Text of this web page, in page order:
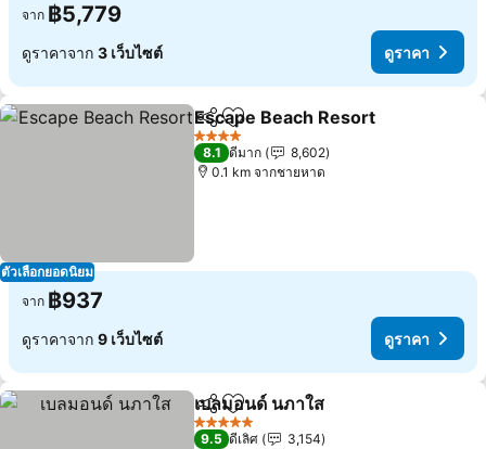
จาก ฿5,779
ดูราคาจาก 3 เว็บไซต์ ดูราคา
ตัวเลือกยอดนิยม
แชร์ เพิ่มในรายการโปรด
Escape Beach Resort
4 ดาว
8.1 ดีมาก
8,602
0.1 km จากชายหาด
จาก ฿937
ดูราคาจาก 9 เว็บไซต์ ดูราคา
แชร์ เพิ่มในรายการโปรด
เบลมอนด์ นภาใส
5 ดาว
9.5 ดีเลิศ
3,154